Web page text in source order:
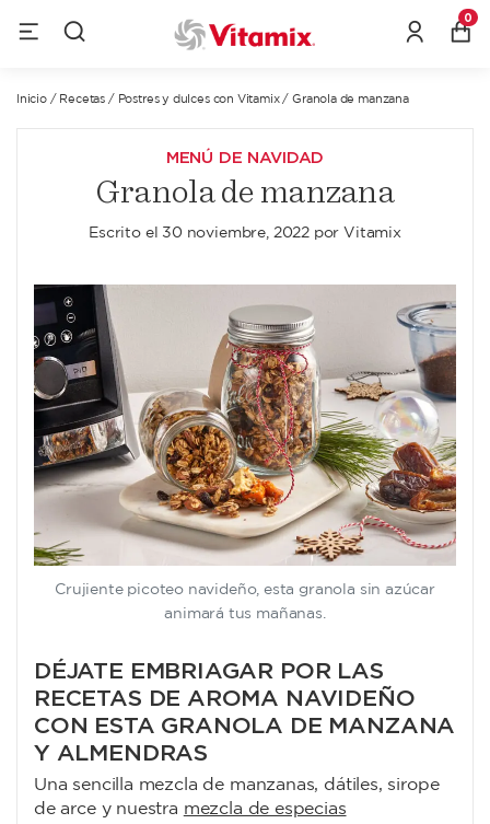
0
Inicio/ Recetas / Postres y dulces con Vitamix/Granola de manzana
MENÚ DE NAVIDAD
Granola de manzana
Escrito el 30 noviembre, 2022por Vitamix
Crujiente picoteo navideño, esta granola sin azúcar
animará tus mañanas.
DÉJATE EMBRIAGAR POR LAS
RECETAS DE AROMA NAVIDEÑO
CON ESTA GRANOLA DE MANZANA
Y ALMENDRAS
Una sencilla mezcla de manzanas, dátiles, sirope
de arce y nuestra mezcla de especias